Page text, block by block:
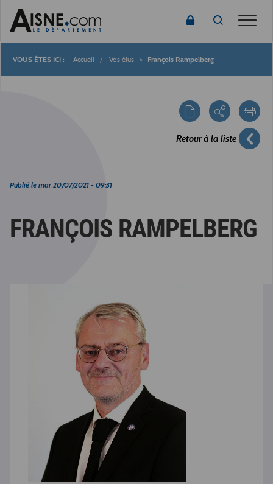
Fil
Accueil Vos élus François Rampelberg
Retour à la liste
Publié le mar 20/07/2021 - 09:31
FRANÇOIS RAMPELBERG